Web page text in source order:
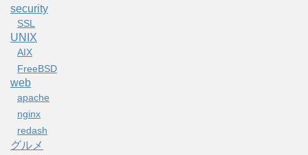
security
SSL
UNIX
AIX
FreeBSD
web
apache
nginx
redash
グルメ